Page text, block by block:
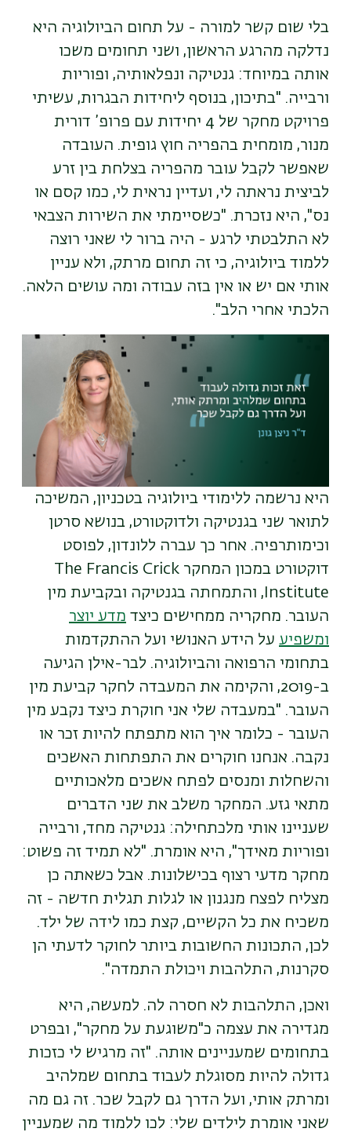
בלי שום קשר למורה - על תחום הביולוגיה היא
נדלקה מהרגע הראשון, ושני תחומים משכו
אותה במיוחד: גנטיקה ונפלאותיה, ופוריות
ורבייה. "בתיכון, בנוסף ליחידות הבגרות, עשיתי
פרויקט מחקר של 4 יחידות עם פרופ’ דורית
מנור, מומחית בהפריה חוץ גופית. העובדה
שאפשר לקבל עובר מהפריה בצלחת בין זרע
לביצית נראתה לי, ועדיין נראית לי, כמו קסם או
נס", היא נזכרת. "כשסיימתי את השירות הצבאי
לא התלבטתי לרגע - היה ברור לי שאני רוצה
ללמוד ביולוגיה, כי זה תחום מרתק, ולא עניין
אותי אם יש או אין בזה עבודה ומה עושים הלאה.
הלכתי אחרי הלב".
היא נרשמה ללימודי ביולוגיה בטכניון, המשיכה
לתואר שני בגנטיקה ולדוקטורט, בנושא סרטן
וכימותרפיה. אחר כך עברה ללונדון, לפוסט
דוקטורט במכון המחקר The Francis Crick
Institute , והתמחתה בגנטיקה ובקביעת מין
העובר. מחקריה ממחישים כיצד מדע יוצר
ומשפיע על הידע האנושי ועל ההתקדמות
בתחומי הרפואה והביולוגיה. לבר-אילן הגיעה
ב-2019, והקימה את המעבדה לחקר קביעת מין
העובר. "במעבדה שלי אני חוקרת כיצד נקבע מין
העובר - כלומר איך הוא מתפתח להיות זכר או
נקבה. אנחנו חוקרים את התפתחות האשכים
והשחלות ומנסים לפתח אשכים מלאכותיים
מתאי גזע. המחקר משלב את שני הדברים
שעניינו אותי מלכתחילה: גנטיקה מחד, ורבייה
ופוריות מאידך", היא אומרת. "לא תמיד זה פשוט:
מחקר מדעי רצוף בכישלונות. אבל כשאתה כן
מצליח לפצח מנגנון או לגלות תגלית חדשה - זה
משכיח את כל הקשיים, קצת כמו לידה של ילד.
לכן, התכונות החשובות ביותר לחוקר לדעתי הן
סקרנות, התלהבות ויכולת התמדה".
ואכן, התלהבות לא חסרה לה. למעשה, היא
מגדירה את עצמה כ"משוגעת על מחקר", ובפרט
בתחומים שמעניינים אותה. "זה מרגיש לי כזכות
גדולה להיות מסוגלת לעבוד בתחום שמלהיב
ומרתק אותי, ועל הדרך גם לקבל שכר. זה גם מה
שאני אומרת לילדים שלי: לכו ללמוד מה שמעניין